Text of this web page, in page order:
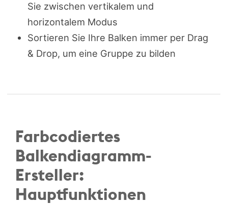
Sie zwischen vertikalem und
horizontalem Modus
Sortieren Sie Ihre Balken immer per Drag
& Drop, um eine Gruppe zu bilden
Farbcodiertes
Balkendiagramm-
Ersteller:
Hauptfunktionen